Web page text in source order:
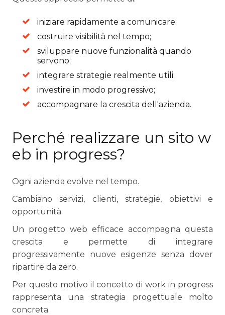
iniziare rapidamente a comunicare;
costruire visibilità nel tempo;
sviluppare nuove funzionalità quando
servono;
integrare strategie realmente utili;
investire in modo progressivo;
accompagnare la crescita dell'azienda.
Perché realizzare un sito w
eb in progress?
Ogni azienda evolve nel tempo.
Cambiano servizi, clienti, strategie, obiettivi e
opportunità.
Un progetto web efficace accompagna questa
crescita e permette di integrare
progressivamente nuove esigenze senza dover
ripartire da zero.
Per questo motivo il concetto di work in progress
rappresenta una strategia progettuale molto
concreta.